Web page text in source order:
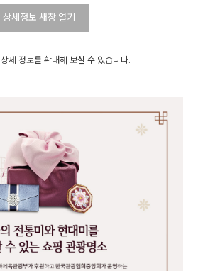
상세정보 새창 열기
상세 정보를 확대해 보실 수 있습니다.